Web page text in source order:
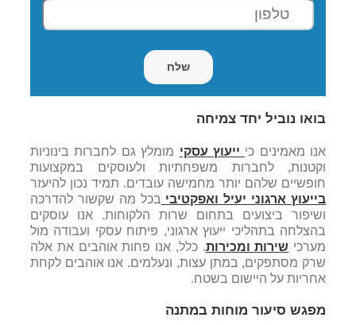
בואו נוביל יחד צמיחה
אנו מאמינים כי ייעוץ עסקי מומלץ גם לחברות בינוניות
וקטנות, לחברות משפחתיות ולעוסקים במקצועות
חופשיים שלהם יותר מחמישה עובדים. תמיד נכון להיעזר
בייעוץ ארגוני יעיל ואפקטיבי בכל מה שקשור להדרכה
ושיפור ביצועים בתחום שרות הלקוחות. אנו עוסקים
בהצלחה בתהליכי ייעוץ ארגוני, פיתוח עסקי ועבודה מול
מערכי שירות ומכירות. כלל, אנו פחות אוהבים את אלה
שרק מסתפקים, במתן עצות, ונעלמים. אנו אוהבים לקחת
אחריות על היישום בשטח.
מפגש סיעור מוחות במתנה